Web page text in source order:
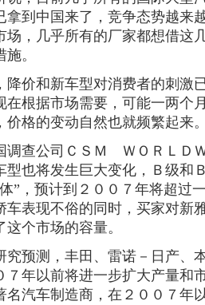
拿到中国来了，竞争态势越来
场，几乎所有的厂家都想借这
。
和新车型对消费者的刺激
在根据市场需要，可能一两个
价格的变动自然也就频繁起来
查公司ＣＳＭ ＷＯＲＬＤＷ
型也将发生巨大变化，Ｂ级和
”，预计到２００７年将超过
车表现不俗的同时，买家对新
个市场的容量。
测，丰田、雷诺－日产、
７年以前将进一步扩大产量和
名汽车制造商，在２００７年